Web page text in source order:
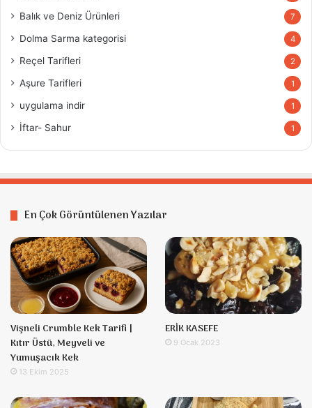
Balık ve Deniz Ürünleri 7
Dolma Sarma kategorisi 4
Reçel Tarifleri 2
Aşure Tarifleri 1
uygulama indir 1
İftar- Sahur 1
En Çok Görüntülenen Yazılar
Vişneli Crumble Kek Tarifi |
Kıtır Üstü, Meyveli ve
Yumuşacık Kek
13 Ekim 2025
ERİK KASEFE
9 Ocak 2023